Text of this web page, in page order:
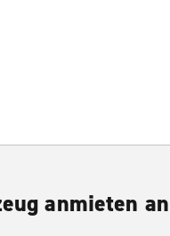
anmieten